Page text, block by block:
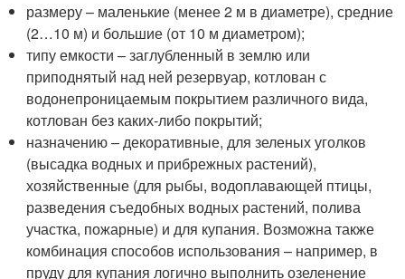
размеру – маленькие (менее 2 м в диаметре), средние
(2…10 м) и большие (от 10 м диаметром);
типу емкости – заглубленный в землю или
приподнятый над ней резервуар, котлован с
водонепроницаемым покрытием различного вида,
котлован без каких-либо покрытий;
назначению – декоративные, для зеленых уголков
(высадка водных и прибрежных растений),
хозяйственные (для рыбы, водоплавающей птицы,
разведения съедобных водных растений, полива
участка, пожарные) и для купания. Возможна также
комбинация способов использования – например, в
пруду для купания логично выполнить озеленение